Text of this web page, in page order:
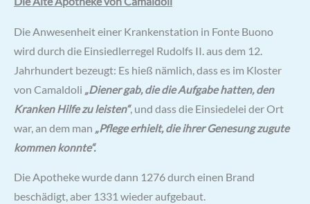
Die Anwesenheit einer Krankenstation in Fonte Buono
wird durch die Einsiedlerregel Rudolfs II. aus dem 12.
Jahrhundert bezeugt: Es hieß nämlich, dass es im Kloster
von Camaldoli „Diener gab, die die Aufgabe hatten, den
Kranken Hilfe zu leisten“, und dass die Einsiedelei der Ort
war, an dem man „Pflege erhielt, die ihrer Genesung zugute
kommen konnte“.
Die Apotheke wurde dann 1276 durch einen Brand
beschädigt, aber 1331 wieder aufgebaut.